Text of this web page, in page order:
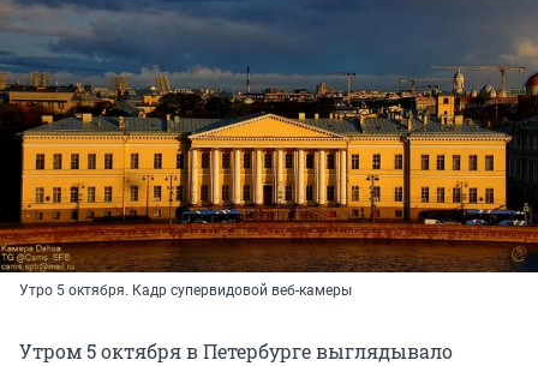
Утро 5 октября. Кадр супервидовой веб-камеры
Утром 5 октября в Петербурге выглядывало